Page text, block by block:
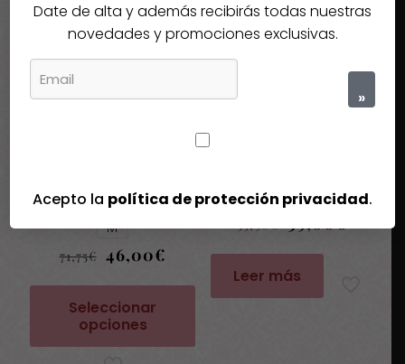
-36%
Agotado
Pulsera Ciclón Muñequera
M
71,75€ El
precio
original
era:
71,75€.
46,00€
actual
Seleccionar
opciones
-30%
Anillo colección Esponjas
precio
original
era:
Leer más
Date de alta y además recibirás todas nuestras
novedades y promociones exclusivas.
»
Acepto la política de protección privacidad.